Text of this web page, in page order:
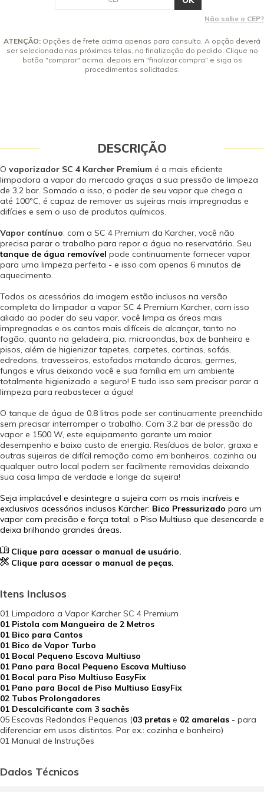
Redondas Pequenas (03 pretas e 02 amarelas - para diferenciar em usos
distintos. Por ex.: cozinha e banheiro) 01 Manual de Instruções Dados
Técnicos Modelo: SC 4 Premium Tensão (V): 127 | 220 Potência (W): 1.500
Aquecimento (m): 6 Peso (kg): 4,1 Dimensões (mm) (CxLxA): 380 x 251 x 273
Comprimento do Cabo Elétrico(m): 4 A segurança desse produto é
certificada compulsoriamente junto ao INMETRO pelo OCP ICBr - 0052.
Garantia - Garantia: 12 meses (3 meses de garantia legal por lei contando
9x de R$ 175,32 sem juros
Não sabe o CEP?
ATENÇÃO: Opções de frete acima apenas para consulta. A opção deverá
ser selecionada nas próximas telas, na finalização do pedido. Clique no
botão "comprar" acima, depois em "finalizar compra" e siga os
procedimentos solicitados.
DESCRIÇÃO
O vaporizador SC 4 Karcher Premium é a mais eficiente
limpadora a vapor do mercado graças a sua pressão de limpeza
de 3,2 bar. Somado a isso, o poder de seu vapor que chega a
até 100ºC, é capaz de remover as sujeiras mais impregnadas e
difícies e sem o uso de produtos químicos.
Vapor contínuo: com a SC 4 Premium da Karcher, você não
precisa parar o trabalho para repor a água no reservatório. Seu
tanque de água removível pode continuamente fornecer vapor
para uma limpeza perfeita - e isso com apenas 6 minutos de
aquecimento.
Todos os acessórios da imagem estão inclusos na versão
completa do limpador a vapor SC 4 Premium Karcher, com isso
aliado ao poder do seu vapor, você limpa as áreas mais
impregnadas e os cantos mais difíceis de alcançar, tanto no
fogão, quanto na geladeira, pia, microondas, box de banheiro e
pisos, além de higienizar tapetes, carpetes, cortinas, sofás,
edredons, travesseiros, estofados matando ácaros, germes,
fungos e vírus deixando você e sua família em um ambiente
totalmente higienizado e seguro! E tudo isso sem precisar parar a
limpeza para reabastecer a água!
O tanque de água de 0.8 litros pode ser continuamente preenchido
sem precisar interromper o trabalho. Com 3.2 bar de pressão do
vapor e 1500 W, este equipamento garante um maior
desempenho e baixo custo de energia. Resíduos de bolor, graxa e
outras sujeiras de difícil remoção como em banheiros, cozinha ou
qualquer outro local podem ser facilmente removidas deixando
sua casa limpa de verdade e longe da sujeira!
Seja implacável e desintegre a sujeira com os mais incríveis e
exclusivos acessórios inclusos Kärcher: Bico Pressurizado para um
vapor com precisão e força total; o Piso Multiuso que desencarde e
deixa brilhando grandes áreas.
Clique para acessar o manual de usuário.
Clique para acessar o manual de peças.
Itens Inclusos
01 Limpadora a Vapor Karcher SC 4 Premium
01 Pistola com Mangueira de 2 Metros
01 Bico para Cantos
01 Bico de Vapor Turbo
01 Bocal Pequeno Escova Multiuso
01 Pano para Bocal Pequeno Escova Multiuso
01 Bocal para Piso Multiuso EasyFix
01 Pano para Bocal de Piso Multiuso EasyFix
02 Tubos Prolongadores
01 Descalcificante com 3 sachês
05 Escovas Redondas Pequenas (03 pretas e 02 amarelas - para
diferenciar em usos distintos. Por ex.: cozinha e banheiro)
01 Manual de Instruções
Dados Técnicos